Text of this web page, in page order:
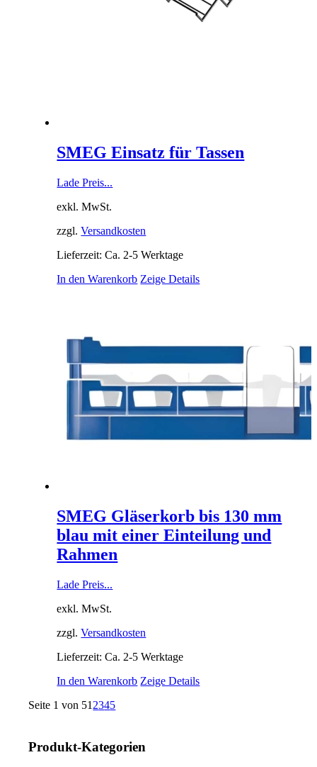
SMEG Einsatz für Tassen
Lade Preis...
exkl. MwSt.
zzgl.Versandkosten
Lieferzeit: Ca. 2-5 Werktage
In den Warenkorb Zeige Details
SMEG Gläserkorb bis 130 mm
blau mit einer Einteilung und
Rahmen
Lade Preis...
exkl. MwSt.
zzgl.Versandkosten
Lieferzeit: Ca. 2-5 Werktage
In den Warenkorb Zeige Details
Seite 1 von 51 2345
Produkt-Kategorien